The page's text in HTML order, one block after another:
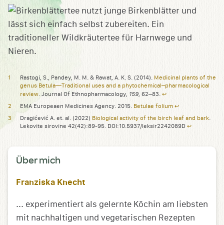
Rastogi, S., Pandey, M. M. & Rawat, A. K. S. (2014). Medicinal plants of the
genus Betula—Traditional uses and a phytochemical–pharmacological
review. Journal Of Ethnopharmacology, 159, 62–83. ↩︎
EMA Europeaen Medicines Agency. 2015. Betulae folium ↩︎
Dragićević A. et. al. (2022) Biological activity of the birch leaf and bark.
Lekovite sirovine 42(42):89-95. DOI:10.5937/leksir2242089D ↩︎
Über mich
Franziska Knecht
... experimentiert als gelernte Köchin am liebsten
mit nachhaltigen und vegetarischen Rezepten